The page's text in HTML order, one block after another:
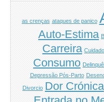
as crenças ataques de panico
Auto-Estima
Carreira
Consumo
Depressão Pós-Parto
Divorcio Dor Crónica